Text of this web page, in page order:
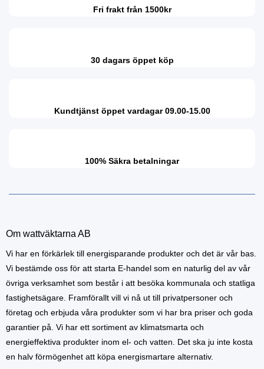
Fri frakt från 1500kr
30 dagars öppet köp
Kundtjänst öppet vardagar 09.00-15.00
100% Säkra betalningar
Om wattväktarna AB
Vi har en förkärlek till energisparande produkter och det är vår bas.
Vi bestämde oss för att starta E-handel som en naturlig del av vår
övriga verksamhet som består i att besöka kommunala och statliga
fastighetsägare. Framförallt vill vi nå ut till privatpersoner och
företag och erbjuda våra produkter som vi har bra priser och goda
garantier på. Vi har ett sortiment av klimatsmarta och
energieffektiva produkter inom el- och vatten. Det ska ju inte kosta
en halv förmögenhet att köpa energismartare alternativ.